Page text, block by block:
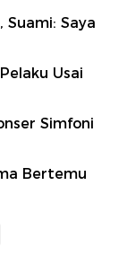
Suami: Saya
Usai
Simfoni
Bertemu